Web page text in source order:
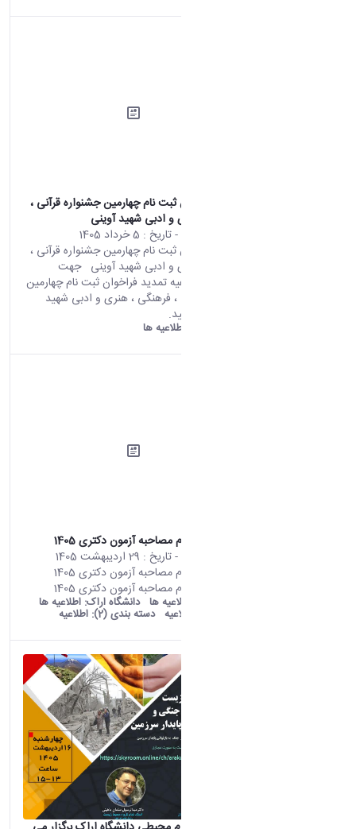
تمدید فراخوان ثبت نام چهارمین جشنواره قرآنی ،
فرهنگی ، هنری و ادبی شهید آوینی
- تاریخ : 5 خرداد 1405
تمدید فراخوان ثبت نام چهارمین جشنواره قرآنی ،
فرهنگی ، هنری و ادبی شهید آوینی جهت
مشاهداه اطلاعیه تمدید فراخوان ثبت نام چهارمین
جشنواره قرآنی ، فرهنگی ، هنری و ادبی شهید
آوینی کلیک کنید.
اطلاعیه ها
اطلاعیه ثبت نام مصاحبه آزمون دکتری 1405
- تاریخ : 29 اردیبهشت 1405
اطلاعیه ثبت نام مصاحبه آزمون دکتری 1405
اطلاعیه ثبت نام مصاحبه آزمون دکتری 1405
اطلاعیه ها دانشگاه اراک: اطلاعیه ها
اطلاعیه دسته بندی (2): اطلاعیه